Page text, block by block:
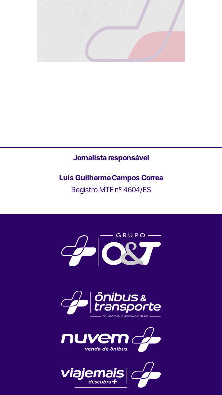
Jornalista responsável
Luís Guilherme Campos Correa
Registro MTE nº 4604/ES